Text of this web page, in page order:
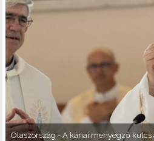
Olaszország - A kánai menyegző